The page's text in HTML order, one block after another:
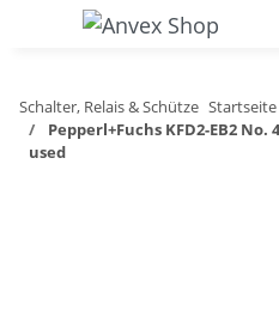
Schalter, Relais & Schütze Startseite
Pepperl+Fuchs KFD2-EB2
used